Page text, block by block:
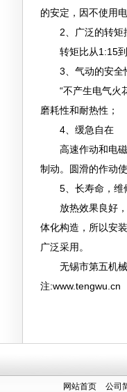
的安定，因不使用
2、广泛的转矩
转矩比从1:15到
3、气动的安全
“不产生电气火花
磨耗性和耐热性；
4、缓急自在
高速作动和电磁
制动。圆滑的作动
5、长寿命，维
放热效果良好，
体化构造，所以安
广泛采用。
无锡市第五机械
注:www.tengwu.cn
网站首页 公司